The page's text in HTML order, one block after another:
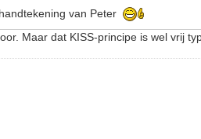
van Peter
Maar dat KISS-principe is wel vrij